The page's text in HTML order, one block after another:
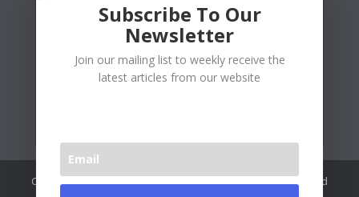
Copywrite© 2026 Readoo Media Private Limited. Created and
Subscribe To Our
Newsletter
Join our mailing list to weekly receive the
latest articles from our website